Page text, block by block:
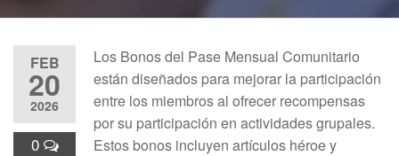
FEB
20
2026
0
Los Bonos del Pase Mensual Comunitario
están diseñados para mejorar la participación
entre los miembros al ofrecer recompensas
por su participación en actividades grupales.
Estos bonos incluyen artículos héroe y